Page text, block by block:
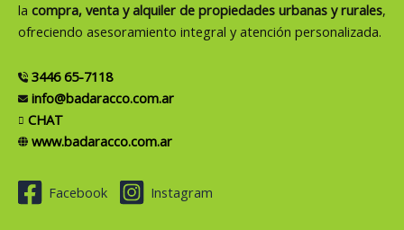
la compra, venta y alquiler de propiedades urbanas y rurales,
ofreciendo asesoramiento integral y atención personalizada.
3446 65-7118
info@badaracco.com.ar
CHAT
www.badaracco.com.ar
Facebook Instagram